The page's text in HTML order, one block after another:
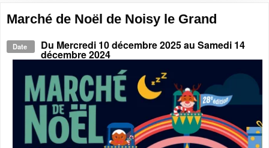
Marché de Noël de Noisy le Grand
Date Du Mercredi 10 décembre 2025au Samedi 14
décembre 2024